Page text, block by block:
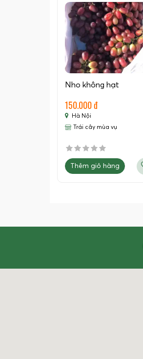
Nho không hạt
150.000 đ
Hà Nội
Trái cây mùa vụ
Thêm giỏ hàng